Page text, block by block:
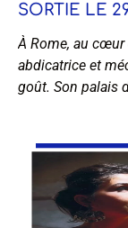
SORTIE LE
À Rome, au cœur
abdicatrice et
goût. Son palais